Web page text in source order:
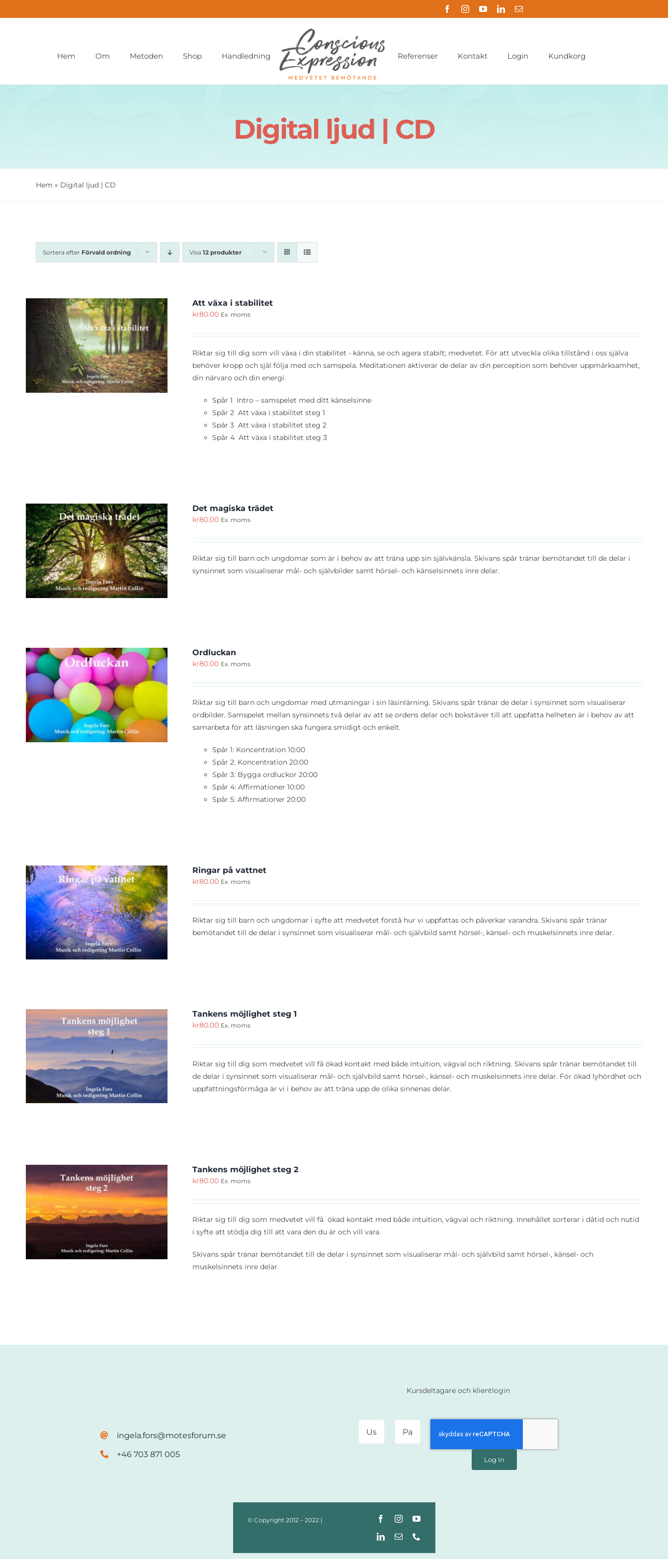
till
Hem Om Metoden Shop Handledning Referenser Kontakt Login Kundkorg
Digital ljud | CD
Hem » Digital ljud | CD
Sortera efter Förvald ordning Visa 12 produkter
Att växa i stabilitet
kr80.00 Ex. moms
Riktar sig till dig som vill växa i din stabilitet - känna, se och agera stabilt; medvetet. För att utveckla olika tillstånd i oss själva
behöver kropp och själ följa med och samspela. Meditationen aktiverar de delar av din perception som behöver uppmärksamhet,
din närvaro och din energi.
Spår 1 Intro – samspelet med ditt känselsinne
Spår 2 Att växa i stabilitet steg 1
Spår 3 Att växa i stabilitet steg 2
Spår 4 Att växa i stabilitet steg 3
Det magiska trädet
kr80.00 Ex. moms
Riktar sig till barn och ungdomar som är i behov av att träna upp sin självkänsla. Skivans spår tränar bemötandet till de delar i
synsinnet som visualiserar mål- och självbilder samt hörsel- och känselsinnets inre delar.
Ordluckan
kr80.00 Ex. moms
Riktar sig till barn och ungdomar med utmaningar i sin läsinlärning. Skivans spår tränar de delar i synsinnet som visualiserar
ordbilder. Samspelet mellan synsinnets två delar av att se ordens delar och bokstäver till att uppfatta helheten är i behov av att
samarbeta för att läsningen ska fungera smidigt och enkelt.
Spår 1: Koncentration 10:00
Spår 2: Koncentration 20:00
Spår 3: Bygga ordluckor 20:00
Spår 4: Affirmationer 10:00
Spår 5: Affirmationer 20:00
Ringar på vattnet
kr80.00 Ex. moms
Riktar sig till barn och ungdomar i syfte att medvetet förstå hur vi uppfattas och påverkar varandra. Skivans spår tränar
bemötandet till de delar i synsinnet som visualiserar mål- och självbild samt hörsel-, känsel- och muskelsinnets inre delar.
Tankens möjlighet steg 1
kr80.00 Ex. moms
Riktar sig till dig som medvetet vill få ökad kontakt med både intuition, vägval och riktning. Skivans spår tränar bemötandet till
de delar i synsinnet som visualiserar mål- och självbild samt hörsel-, känsel- och muskelsinnets inre delar. För ökad lyhördhet och
uppfattningsförmåga är vi i behov av att träna upp de olika sinnenas delar.
Tankens möjlighet steg 2
kr80.00 Ex. moms
Riktar sig till dig som medvetet vill få ökad kontakt med både intuition, vägval och riktning. Innehållet sorterar i dåtid och nutid
i syfte att stödja dig till att vara den du är och vill vara.
Skivans spår tränar bemötandet till de delar i synsinnet som visualiserar mål- och självbild samt hörsel-, känsel- och
muskelsinnets inre delar.
ingela.fors@motesforum.se
+46 703 871 005
Kursdeltagare och klientlogin
Log In
© Copyright 2012 – 2022 |